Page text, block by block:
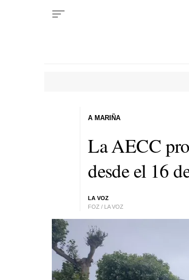
La AECC
desde el 16
LA VOZ
FOZ / LA VOZ
A MARIÑA